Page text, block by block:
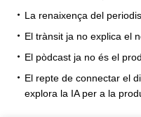
La renaixença del
El trànsit ja no explica el
El pòdcast ja no és el
El repte de connectar el
explora la IA per a la